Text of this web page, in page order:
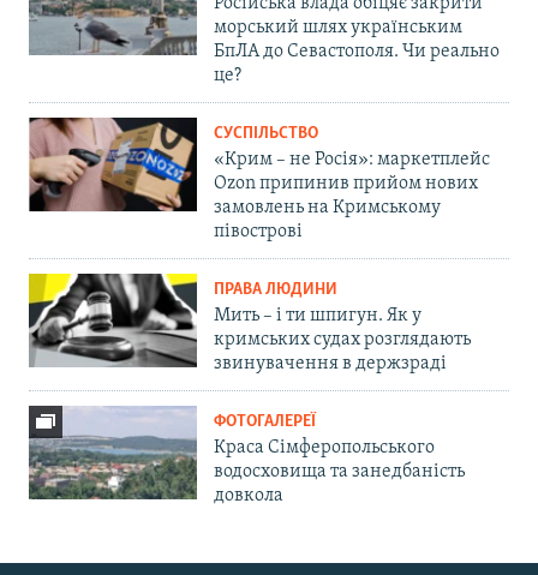
морський шлях українським
БпЛА до Севастополя. Чи реально
це?
СУСПІЛЬСТВО
«Крим – не Росія»: маркетплейс
Ozon припинив прийом нових
замовлень на Кримському
півострові
ПРАВА ЛЮДИНИ
Мить – і ти шпигун. Як у
кримських судах розглядають
звинувачення в держзраді
ФОТОГАЛЕРЕЇ
Краса Сімферопольського
водосховища та занедбаність
довкола